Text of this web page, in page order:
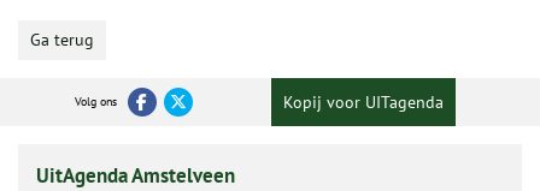
Ga terug
Volg ons Kopij voor UITagenda
UitAgenda Amstelveen